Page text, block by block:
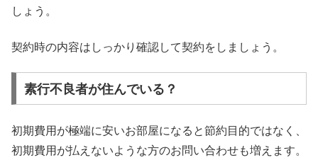
しょう。
契約時の内容はしっかり確認して契約をしましょう。
素行不良者が住んでいる？
初期費用が極端に安いお部屋になると節約目的ではなく、
初期費用が払えないような方のお問い合わせも増えます。